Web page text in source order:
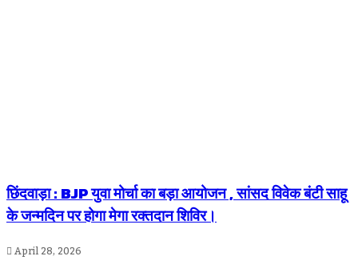
छिंदवाड़ा : BJP युवा मोर्चा का बड़ा आयोजन , सांसद विवेक बंटी साहू
के जन्मदिन पर होगा मेगा रक्तदान शिविर।
April 28, 2026